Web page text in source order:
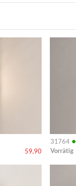
59,90
31764 •
Vorrätig
Info
Info